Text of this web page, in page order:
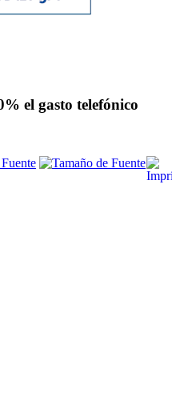
el gasto telefónico